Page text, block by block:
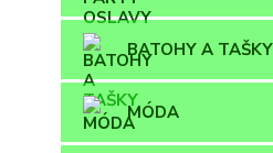
BATOHY A TAŠKY
MÓDA